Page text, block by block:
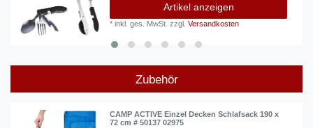
Artikel anzeigen
*inkl. ges. MwSt. zzgl.Versandkosten
Zubehör
CAMP ACTIVE Einzel Decken Schlafsack 190 x
72 cm # 50137 02975